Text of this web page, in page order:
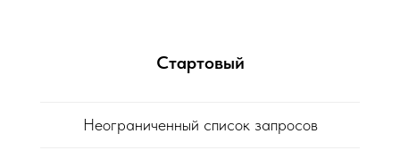
Стартовый
Неограниченный список запросов